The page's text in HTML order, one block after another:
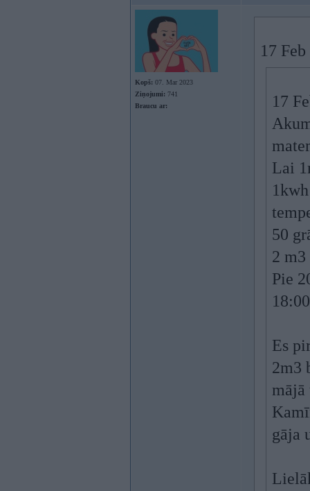
Kopš: 07. Mar 2023
Ziņojumi: 741
Braucu ar:
17
17
Lai
50
2
Pie
Es
2m3
mājā
gāja